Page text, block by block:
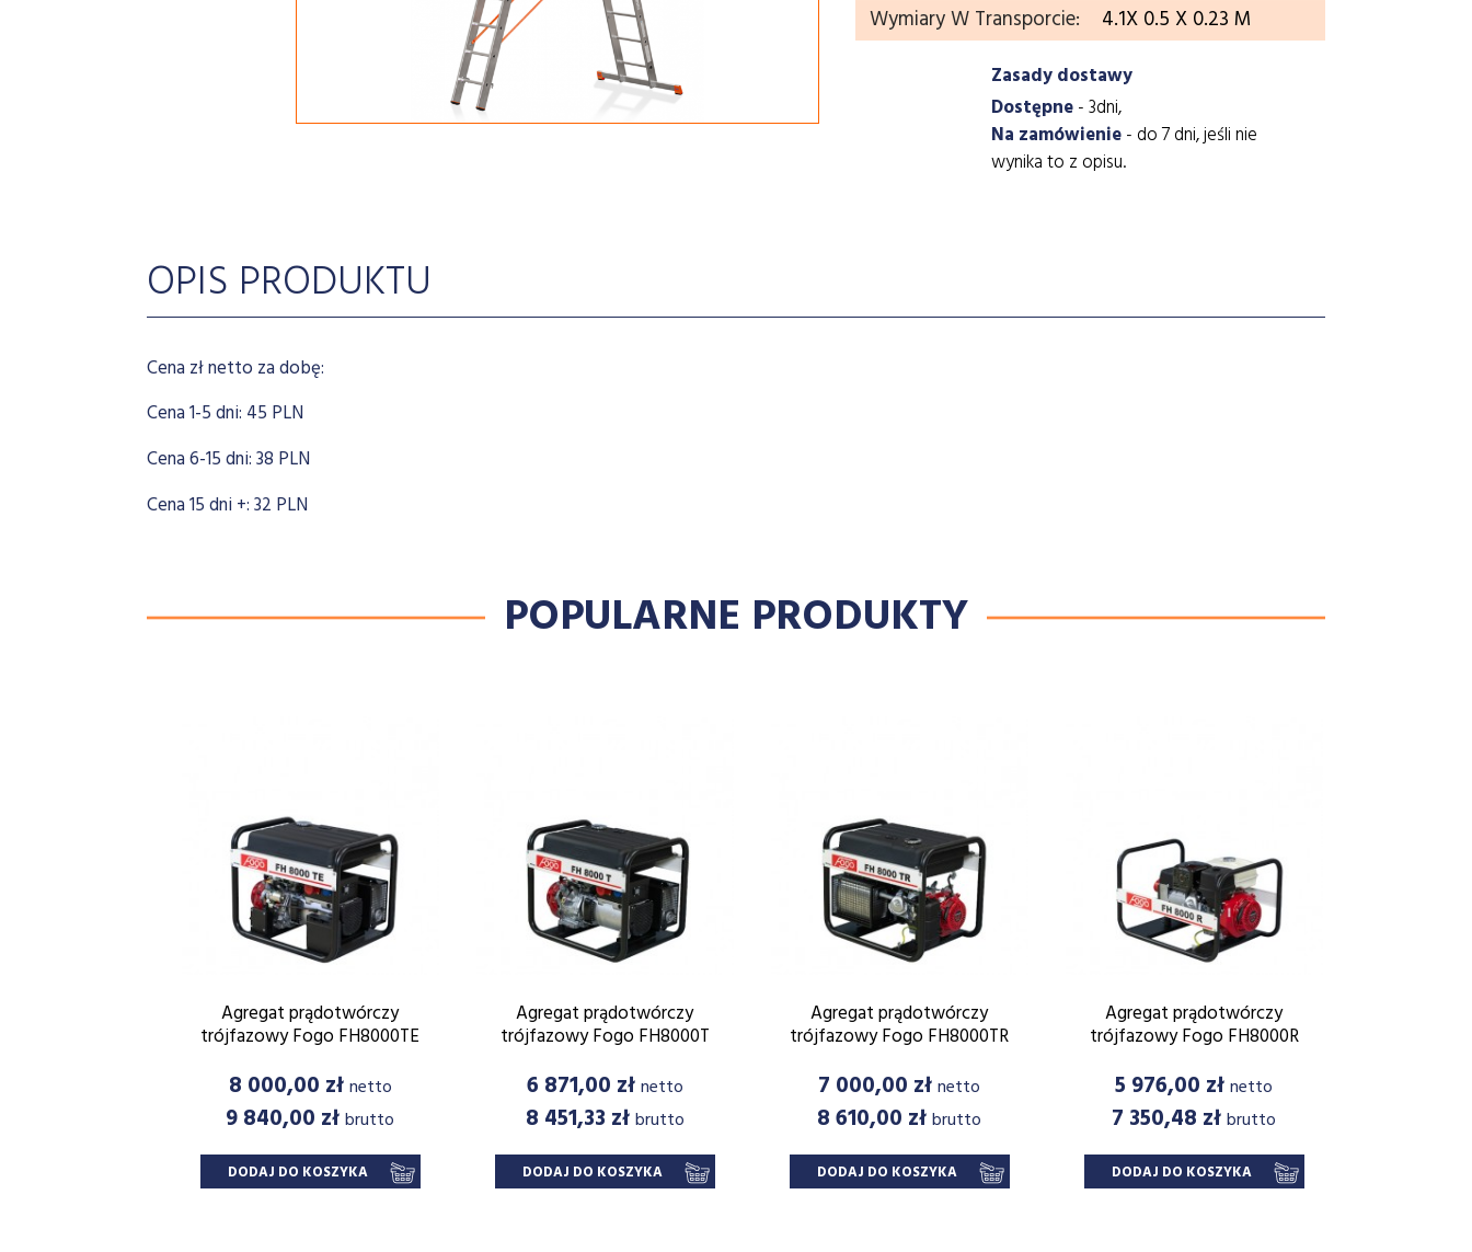
Wymiary W Transporcie:
4.1X 0.5 X 0.23 M
Zasady dostawy
Dostępne- 3dni,
Na zamówienie- do 7 dni, jeśli nie
wynika to z opisu.
OPIS PRODUKTU
Cena zł netto za dobę:
Cena 1-5 dni: 45 PLN
Cena 6-15 dni: 38 PLN
Cena 15 dni +: 32 PLN
POPULARNE PRODUKTY
Agregat prądotwórczy
trójfazowy Fogo FH8000TE
Cena
8 000,00 złnetto
9 840,00 złbrutto
DODAJ DO KOSZYKA
Agregat prądotwórczy
trójfazowy Fogo FH8000T
Cena
6 871,00 złnetto
8 451,33 złbrutto
DODAJ DO KOSZYKA
Agregat prądotwórczy
trójfazowy Fogo FH8000TR
Cena
7 000,00 złnetto
8 610,00 złbrutto
DODAJ DO KOSZYKA
Agregat prądotwórczy
trójfazowy Fogo FH8000R
Cena
5 976,00 złnetto
7 350,48 złbrutto
DODAJ DO KOSZYKA